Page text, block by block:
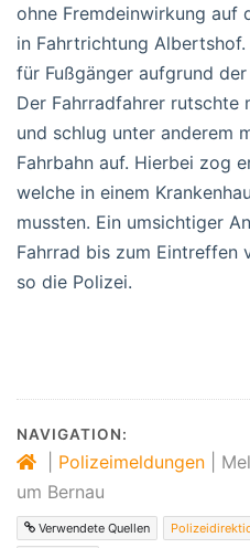
ohne Fremdeinwirkung auf
in Fahrtrichtung
für Fußgänger aufgrund
Der Fahrradfahrer rutschte
und schlug unter anderem
Fahrbahn auf. Hierbei zog
welche in einem
mussten. Ein umsichtiger
Fahrrad bis zum Eintreffen
so die Polizei.
NAVIGATION:
Polizeimeldungen
um Bernau
Verwendete Quellen